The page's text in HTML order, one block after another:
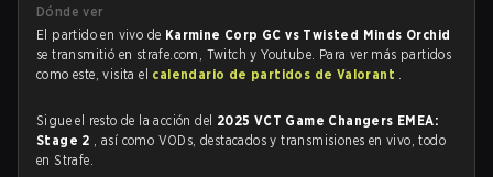
Dónde ver
El partido en vivo de Karmine Corp GC vs Twisted Minds Orchid
se transmitió en strafe.com, Twitch y Youtube. Para ver más partidos
como este, visita el calendario de partidos de Valorant .
Sigue el resto de la acción del 2025 VCT Game Changers EMEA:
Stage 2 , así como VODs, destacados y transmisiones en vivo, todo
en Strafe.